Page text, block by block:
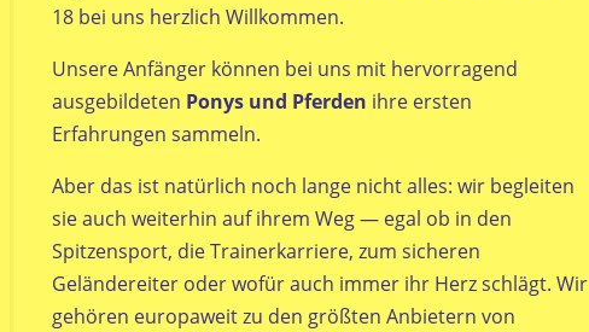
18 bei uns herzlich Willkommen.
Unsere Anfänger können bei uns mit hervorragend
ausgebildeten Ponys und Pferden ihre ersten
Erfahrungen sammeln.
Aber das ist natürlich noch lange nicht alles: wir begleiten
sie auch weiterhin auf ihrem Weg — egal ob in den
Spitzensport, die Trainerkarriere, zum sicheren
Geländereiter oder wofür auch immer ihr Herz schlägt. Wir
gehören europaweit zu den größten Anbietern von